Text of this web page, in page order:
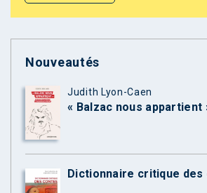
Nouveautés
Judith Lyon-Caen
« Balzac nous appartient
Dictionnaire critique des